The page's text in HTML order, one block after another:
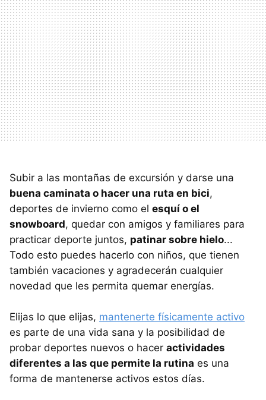
Subir a las montañas de excursión y darse una
buena caminata o hacer una ruta en bici,
deportes de invierno como el esquí o el
snowboard, quedar con amigos y familiares para
practicar deporte juntos, patinar sobre hielo...
Todo esto puedes hacerlo con niños, que tienen
también vacaciones y agradecerán cualquier
novedad que les permita quemar energías.
Elijas lo que elijas, mantenerte físicamente activo
es parte de una vida sana y la posibilidad de
probar deportes nuevos o hacer actividades
diferentes a las que permite la rutina es una
forma de mantenerse activos estos días.